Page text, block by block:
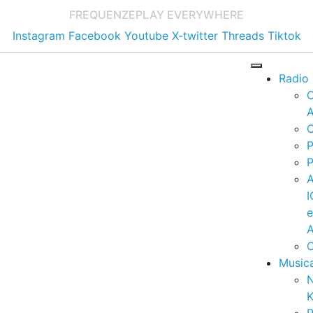
FREQUENZEPLAY EVERYWHERE
Instagram Facebook Youtube X-twitter Threads Tiktok
Radio
e